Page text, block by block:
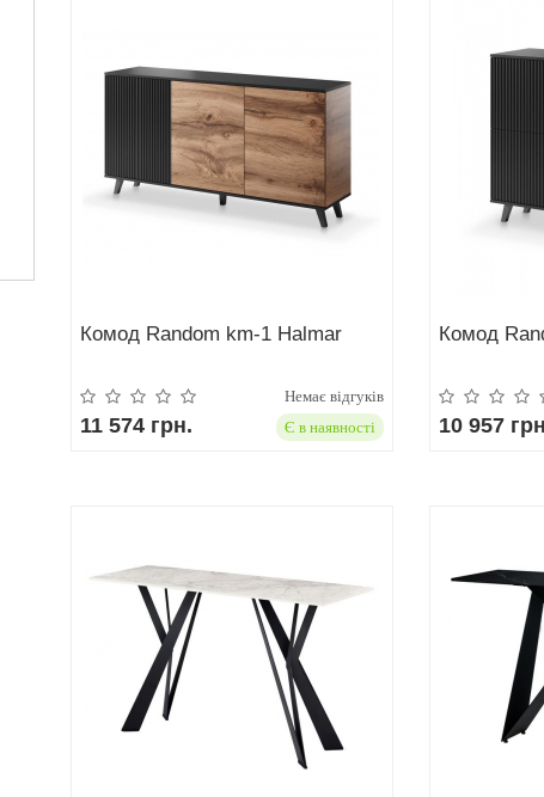
Комод Random km-1 Halmar
Немає відгуків
11 574 грн. Є в наявності
Комод
10 957